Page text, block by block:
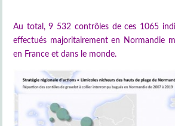
Au total, 9 532 contrôles de ces 1065
effectués majoritairement en Normandie
en France et dans le monde.